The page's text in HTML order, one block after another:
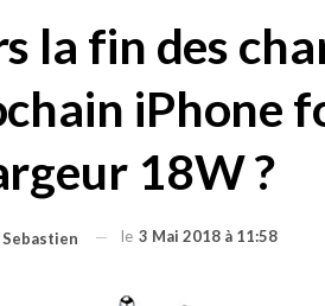
la fin des
iPhone
18W ?
Sebastien le 3 Mai 2018 à 11:58